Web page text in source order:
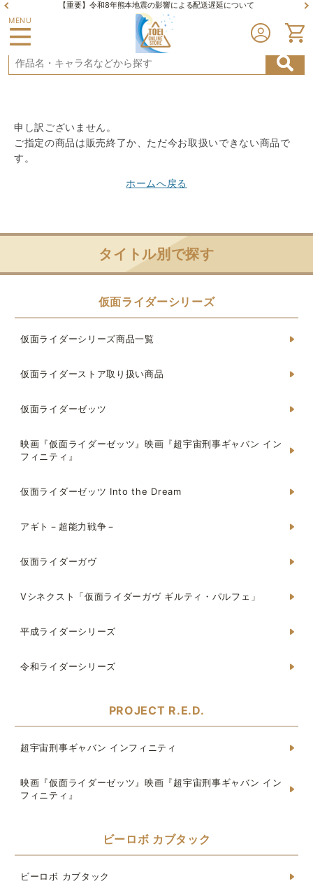
【重要】令和8年熊本地震の影響による配送遅延について
MENU
申し訳ございません。
ご指定の商品は販売終了か、ただ今お取扱いできない商品で
す。
ホームへ戻る
タイトル別で探す
仮面ライダーシリーズ
仮面ライダーシリーズ商品一覧
仮面ライダーストア取り扱い商品
仮面ライダーゼッツ
映画『仮面ライダーゼッツ』映画『超宇宙刑事ギャバン イン
フィニティ』
仮面ライダーゼッツ Into the Dream
アギト－超能力戦争－
仮面ライダーガヴ
Vシネクスト「仮面ライダーガヴ ギルティ・パルフェ」
平成ライダーシリーズ
令和ライダーシリーズ
PROJECT R.E.D.
超宇宙刑事ギャバン インフィニティ
映画『仮面ライダーゼッツ』映画『超宇宙刑事ギャバン イン
フィニティ』
ビーロボ カブタック
ビーロボ カブタック